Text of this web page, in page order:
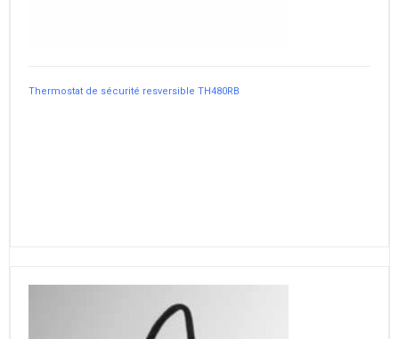
Thermostat de sécurité resversible TH480RB